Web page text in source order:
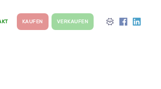
KAUFEN VERKAUFEN